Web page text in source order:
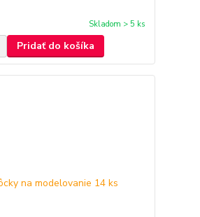
Skladom > 5 ks
Pridať do košíka